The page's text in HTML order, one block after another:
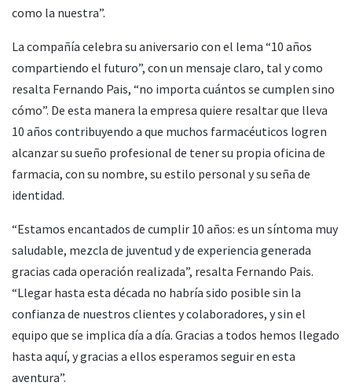
como la nuestra”.
La compañía celebra su aniversario con el lema “10 años
compartiendo el futuro”, con un mensaje claro, tal y como
resalta Fernando Pais, “no importa cuántos se cumplen sino
cómo”. De esta manera la empresa quiere resaltar que lleva
10 años contribuyendo a que muchos farmacéuticos logren
alcanzar su sueño profesional de tener su propia oficina de
farmacia, con su nombre, su estilo personal y su seña de
identidad.
“Estamos encantados de cumplir 10 años: es un síntoma muy
saludable, mezcla de juventud y de experiencia generada
gracias cada operación realizada”, resalta Fernando Pais.
“Llegar hasta esta década no habría sido posible sin la
confianza de nuestros clientes y colaboradores, y sin el
equipo que se implica día a día. Gracias a todos hemos llegado
hasta aquí, y gracias a ellos esperamos seguir en esta
aventura”.